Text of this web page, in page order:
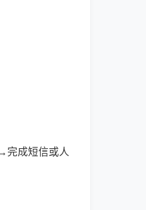
完成短信或人